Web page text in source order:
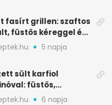
fasírt grillen: szaftos
füstös kéreggel és
5 napja
sült karfiol
füstös,
nyári kedvenc
6 napja